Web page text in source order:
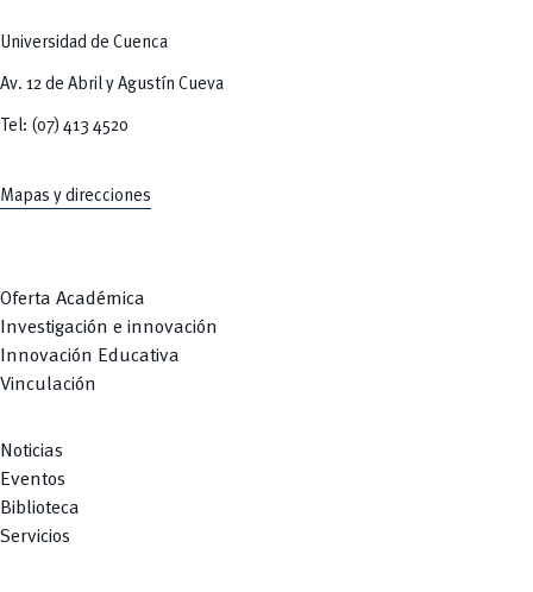
Universidad de Cuenca
Av. 12 de Abril y Agustín Cueva
Tel: (07) 413 4520
Mapas y direcciones
Oferta Académica
Investigación e innovación
Innovación Educativa
Vinculación
Noticias
Eventos
Biblioteca
Servicios